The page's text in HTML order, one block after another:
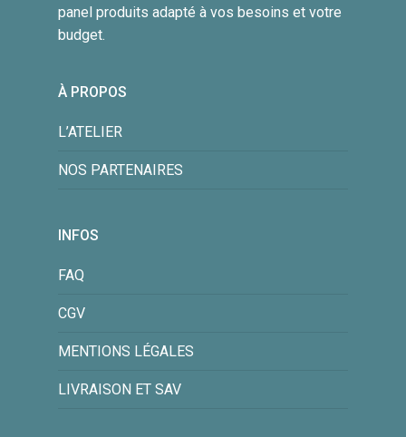
panel produits adapté à vos besoins et votre
budget.
À PROPOS
L’ATELIER
NOS PARTENAIRES
INFOS
FAQ
CGV
MENTIONS LÉGALES
LIVRAISON ET SAV